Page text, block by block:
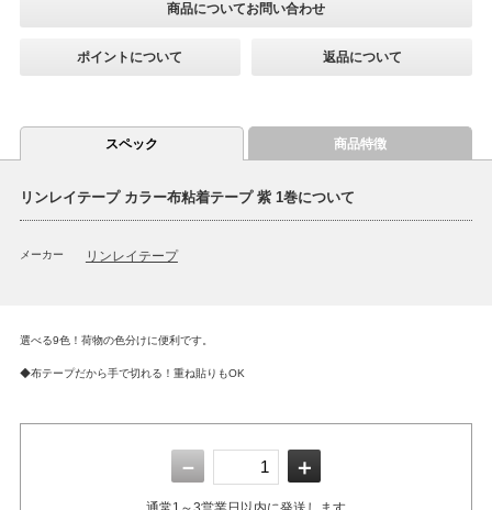
商品についてお問い合わせ
ポイントについて 返品について
スペック 商品特徴
リンレイテープ カラー布粘着テープ 紫 1巻について
メーカー リンレイテープ
選べる9色！荷物の色分けに便利です。
◆布テープだから手で切れる！重ね貼りもOK
－ ＋